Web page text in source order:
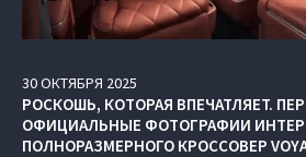
30ОКТЯБРЯ 2025
РОСКОШЬ, КОТОРАЯ ВПЕЧАТЛЯЕТ.
ОФИЦИАЛЬНЫЕ ФОТОГРАФИИ
ПОЛНОРАЗМЕРНОГО КРОССОВЕР